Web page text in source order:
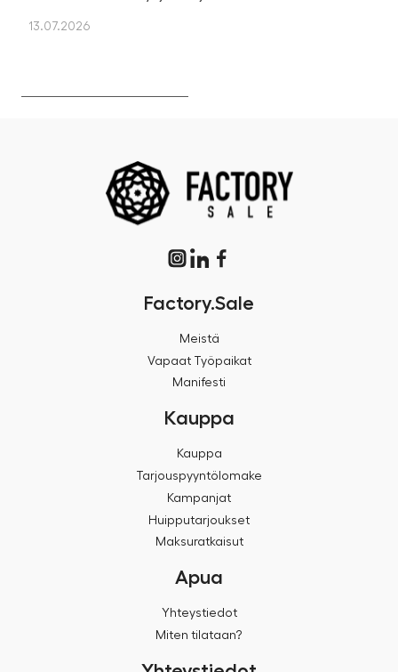
13.07.2026
Factory.Sale
Meistä
Vapaat Työpaikat
Manifesti
Kauppa
Kauppa
Tarjouspyyntölomake
Kampanjat
Huipputarjoukset
Maksuratkaisut
Apua
Yhteystiedot
Miten tilataan?